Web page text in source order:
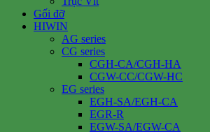
Gối đỡ
HIWIN
AG series
CG series
CGH-CA/CGH-HA
CGW-CC/CGW-HC
EG series
EGH-SA/EGH-CA
EGR-R
EGW-SA/EGW-CA